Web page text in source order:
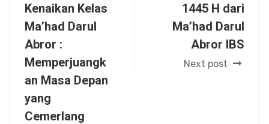
Kenaikan Kelas
Ma’had Darul
Abror :
Memperjuangk
an Masa Depan
yang
Cemerlang
1445 H dari
Ma’had Darul
Abror IBS
Next post